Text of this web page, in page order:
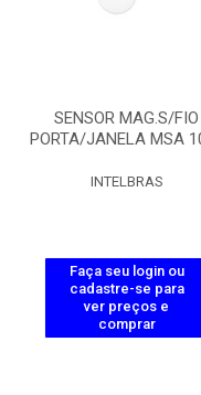
SENSOR MAG.S/FIO
PORTA/JANELA MSA
INTELBRAS
Faça seu login ou
cadastre-se para
ver preços e
comprar